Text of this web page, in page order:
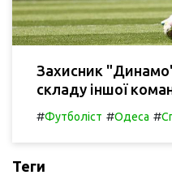
Захисник
складу іншої
#Футболіст #Одеса #
Теги